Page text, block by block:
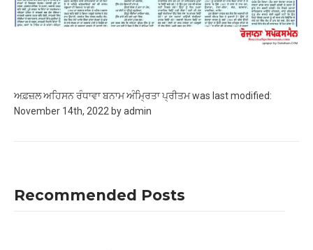
ਅਫ਼ਜ਼ਲ ਅਹਿਸਨ ਰੰਧਾਵਾ ਬਨਾਮ ਅੰਮ੍ਰਿਤਾ ਪ੍ਰੀਤਮwas last modified:
November 14th, 2022 byadmin
Recommended Posts